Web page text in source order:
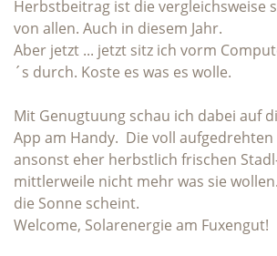
Herbstbeitrag ist die vergleichsweise
von allen. Auch in diesem Jahr.
Aber jetzt ... jetzt sitz ich vorm
´s durch. Koste es was es wolle.
Mit Genugtuung schau ich dabei auf
App am Handy. Die voll
ansonst eher herbstlich frischen
mittlerweile nicht mehr was sie
die Sonne scheint.
Welcome, Solarenergie am Fuxengut!